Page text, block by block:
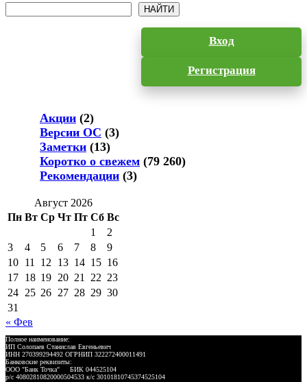
НАЙТИ
Вход
Регистрация
Акции (2)
Версии ОС (3)
Заметки (13)
Коротко о свежем (79 260)
Рекомендации (3)
Август 2026
Пн Вт Ср Чт Пт Сб Вс
1
2
3
4 5 6 7 8
9
10 11 12 13 14 15 16
17 18 19 20 21 22 23
24 25 26 27 28 29 30
31
« Фев
Полное наименование:
ИП Солопаев Станислав Евгеньевич
ИНН 270399294492 ОГРНИП 322272400011491
Банковские реквизиты:
ООО "Банк Точка" БИК 044525104
р/с 40802810820000504533 к/с 30101810745374525104